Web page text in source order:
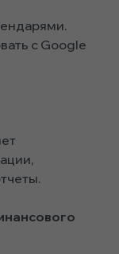
с Google